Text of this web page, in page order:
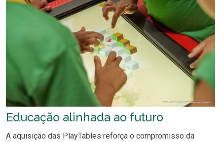
Educação alinhada ao futuro
A aquisição das PlayTables reforça o compromisso da